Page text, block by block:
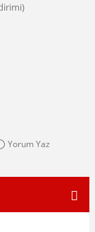
Yorum Yaz